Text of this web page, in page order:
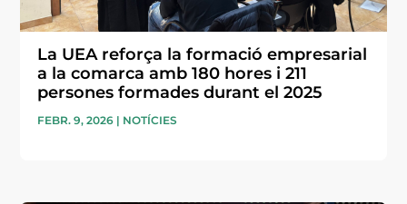
La UEA reforça la formació empresarial
a la comarca amb 180 hores i 211
persones formades durant el 2025
FEBR. 9, 2026 | NOTÍCIES